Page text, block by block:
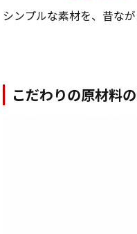
シンプルな素材を、昔な
こだわりの原材料